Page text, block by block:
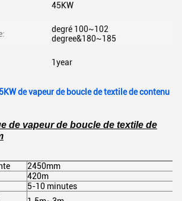
45KW
degré 100~102
degree&180~185
1year
de vapeur de boucle de textile de contenu
de vapeur de boucle de textile de
2450mm
420m
5-10 minutes